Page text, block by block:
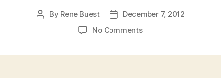
Post
By Rene Buest
PostDecember 7, 2012
No Commentson